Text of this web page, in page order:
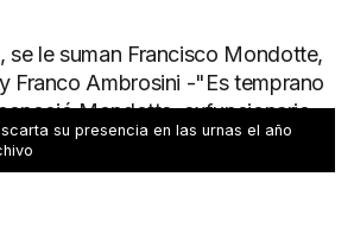
se le suman Francisco Mondotte,
Franco Ambrosini -"Es temprano
Mondotte, exfuncionario
su presencia en las urnas el año